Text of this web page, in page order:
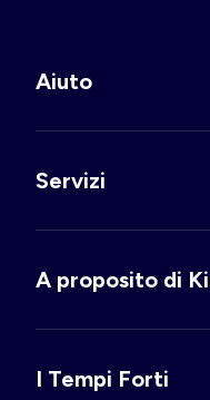
Aiuto
Servizi
A proposito di
I Tempi Forti